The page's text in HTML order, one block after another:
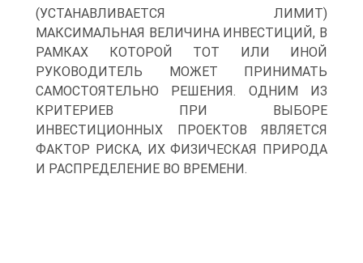
(УСТАНАВЛИВАЕТСЯ ЛИМИТ)
МАКСИМАЛЬНАЯ ВЕЛИЧИНА ИНВЕСТИЦИЙ, В
РАМКАХ КОТОРОЙ ТОТ ИЛИ ИНОЙ
РУКОВОДИТЕЛЬ МОЖЕТ ПРИНИМАТЬ
САМОСТОЯТЕЛЬНО РЕШЕНИЯ. ОДНИМ ИЗ
КРИТЕРИЕВ ПРИ ВЫБОРЕ
ИНВЕСТИЦИОННЫХ ПРОЕКТОВ ЯВЛЯЕТСЯ
ФАКТОР РИСКА, ИХ ФИЗИЧЕСКАЯ ПРИРОДА
И РАСПРЕДЕЛЕНИЕ ВО ВРЕМЕНИ.